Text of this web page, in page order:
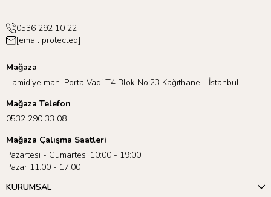
0536 292 10 22
[email protected]
Mağaza
Hamidiye mah. Porta Vadi T4 Blok No:23 Kağıthane - İstanbul
Mağaza Telefon
0532 290 33 08
Mağaza Çalışma Saatleri
Pazartesi - Cumartesi 10:00 - 19:00
Pazar 11:00 - 17:00
KURUMSAL